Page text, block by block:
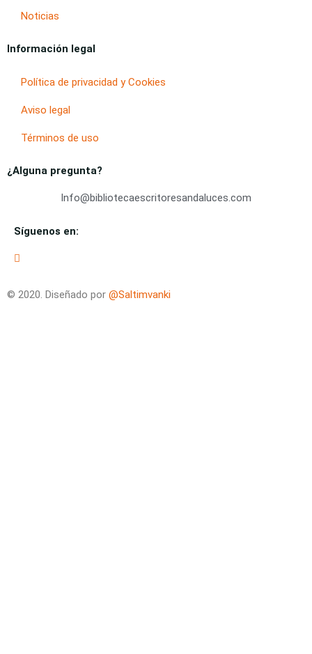
Noticias
Información legal
Política de privacidad y Cookies
Aviso legal
Términos de uso
¿Alguna pregunta?
Info@bibliotecaescritoresandaluces.com
© 2020. Diseñado por @Saltimvanki
Síguenos en: